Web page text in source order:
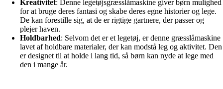
Kreativitet: Denne legetøjsgræsslåmaskine giver børn mulighed
for at bruge deres fantasi og skabe deres egne historier og lege.
De kan forestille sig, at de er rigtige gartnere, der passer og
plejer haven.
Holdbarhed: Selvom det er et legetøj, er denne græsslåmaskine
lavet af holdbare materialer, der kan modstå leg og aktivitet. Den
er designet til at holde i lang tid, så børn kan nyde at lege med
den i mange år.